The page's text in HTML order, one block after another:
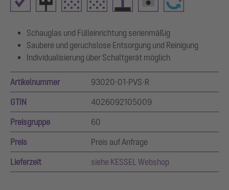
Schauglas und Fülleinrichtung serienmäßig
Saubere und geruchslose Entsorgung und Reinigung
Individualisierung über Schaltgerät möglich
Artikelnummer 93020-01-PVS-R
GTIN 4026092105009
Preisgruppe 60
Preis Preis auf Anfrage
Lieferzeit siehe KESSEL Webshop